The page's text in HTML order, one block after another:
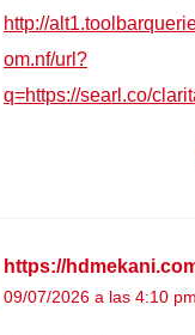
http://
om.nf/url?
q=https://searl.co/
https://
09/07/2026 a las 4:10 pm